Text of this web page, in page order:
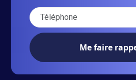
Votre numéro de téléphone :